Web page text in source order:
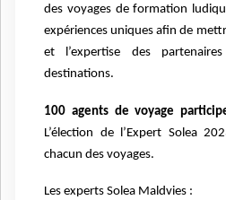
des voyages de formation
expériences uniques afin de
et l’expertise des
destinations.
100 agents de voyage
L’élection de l’Expert Solea
chacun des voyages.
Les experts Solea Maldvies :